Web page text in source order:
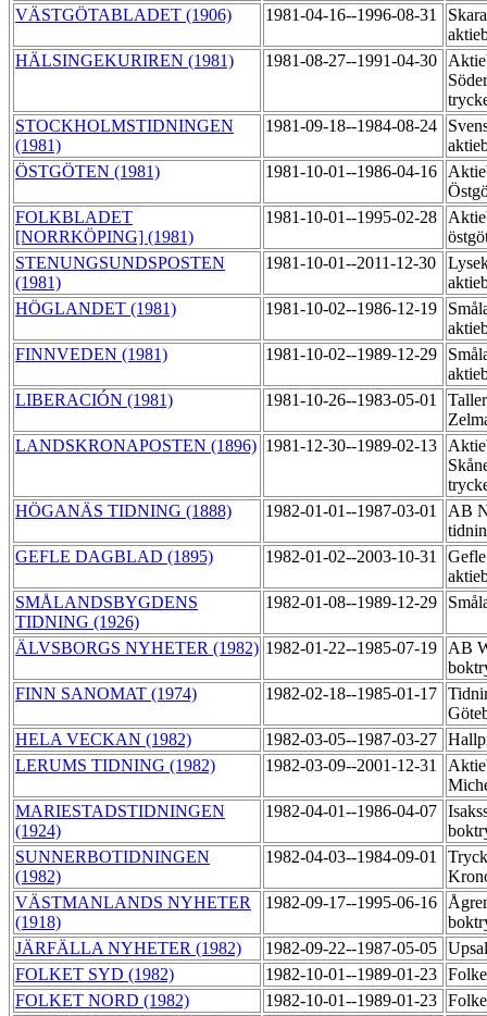
VÄSTGÖTABLADET (1906)
1981-04-16--1996-08-31
HÄLSINGEKURIREN (1981)
1981-08-27--1991-04-30
STOCKHOLMSTIDNINGEN
(1981)
1981-09-18--1984-08-24
ÖSTGÖTEN (1981)
1981-10-01--1986-04-16
FOLKBLADET
[NORRKÖPING] (1981)
1981-10-01--1995-02-28
STENUNGSUNDSPOSTEN
(1981)
1981-10-01--2011-12-30
HÖGLANDET (1981)
1981-10-02--1986-12-19
FINNVEDEN (1981)
1981-10-02--1989-12-29
LIBERACIÓN (1981)
1981-10-26--1983-05-01
LANDSKRONAPOSTEN (1896) 1981-12-30--1989-02-13
HÖGANÄS TIDNING (1888)
1982-01-01--1987-03-01
AB
GEFLE DAGBLAD (1895)
1982-01-02--2003-10-31
SMÅLANDSBYGDENS
TIDNING (1926)
1982-01-08--1989-12-29
ÄLVSBORGS NYHETER (1982) 1982-01-22--1985-07-19
AB
FINN SANOMAT (1974)
1982-02-18--1985-01-17
HELA VECKAN (1982)
1982-03-05--1987-03-27
LERUMS TIDNING (1982)
1982-03-09--2001-12-31
MARIESTADSTIDNINGEN
(1924)
1982-04-01--1986-04-07
SUNNERBOTIDNINGEN
(1982)
1982-04-03--1984-09-01
VÄSTMANLANDS NYHETER
(1918)
1982-09-17--1995-06-16
JÄRFÄLLA NYHETER (1982)
1982-09-22--1987-05-05
FOLKET SYD (1982)
1982-10-01--1989-01-23
FOLKET NORD (1982)
1982-10-01--1989-01-23